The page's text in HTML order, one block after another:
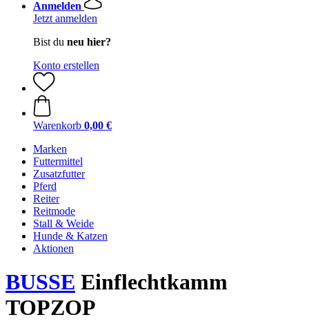
Anmelden
Jetzt anmelden
Bist du neu hier?
Konto erstellen
Warenkorb 0,00 €
Marken
Futtermittel
Zusatzfutter
Pferd
Reiter
Reitmode
Stall & Weide
Hunde & Katzen
Aktionen
BUSSE Einflechtkamm
TOPZOP